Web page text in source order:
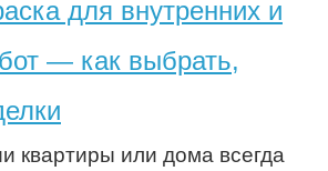
для внутренних и
— как выбрать,
квартиры или дома всегда